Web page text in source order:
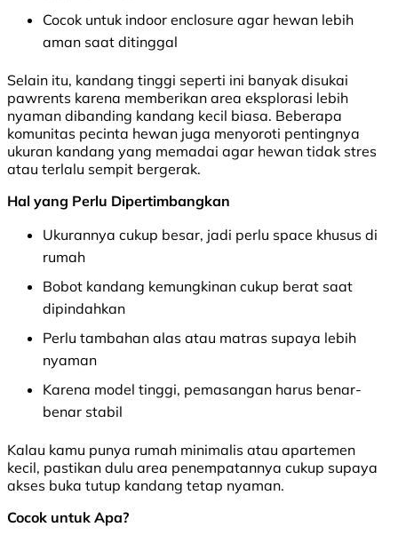
Cocok untuk indoor enclosure agar hewan lebih
aman saat ditinggal
Selain itu, kandang tinggi seperti ini banyak disukai
pawrents karena memberikan area eksplorasi lebih
nyaman dibanding kandang kecil biasa. Beberapa
komunitas pecinta hewan juga menyoroti pentingnya
ukuran kandang yang memadai agar hewan tidak stres
atau terlalu sempit bergerak.
Hal yang Perlu Dipertimbangkan
Ukurannya cukup besar, jadi perlu space khusus di
rumah
Bobot kandang kemungkinan cukup berat saat
dipindahkan
Perlu tambahan alas atau matras supaya lebih
nyaman
Karena model tinggi, pemasangan harus benar-
benar stabil
Kalau kamu punya rumah minimalis atau apartemen
kecil, pastikan dulu area penempatannya cukup supaya
akses buka tutup kandang tetap nyaman.
Cocok untuk Apa?